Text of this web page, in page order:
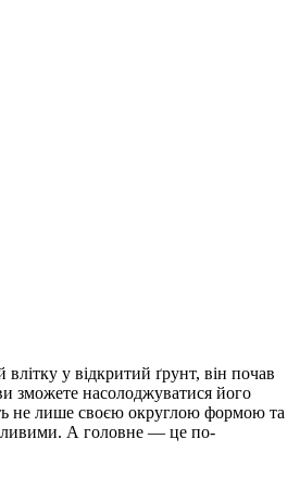
у відкритий ґрунт, він почав
зможете насолоджуватися його
не лише своєю округлою формою та
А головне — це по-